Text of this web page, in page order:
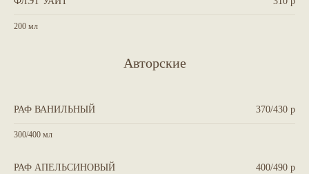
200 мл
Авторские
РАФ ВАНИЛЬНЫЙ 370/430 р
300/400 мл
РАФ АПЕЛЬСИНОВЫЙ 400/490 р